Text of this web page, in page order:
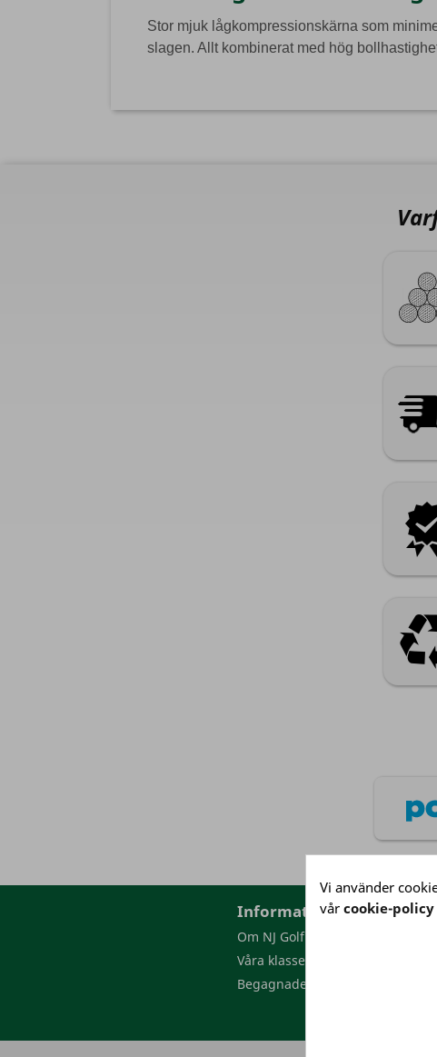
Stor mjuk lågkompressionskärna som
slagen. Allt kombinerat med hög
Information
Om NJ Golf
Våra klasser
Begagnade golfbollar
Vi använder
vår cookie-policy